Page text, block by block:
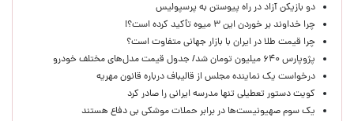
دو بازیکن آزاد در راه پیوستن به پرسپولیس
چرا خداوند بر خوردن این ۳ میوه تأکید کرده است؟!
چرا قیمت طلا در ایران با بازار جهانی متفاوت است؟
پژوپارس ۶۴۰ میلیون تومان شد/ جدول قیمت مدل‌های مختلف خودرو
درخواست یک نماینده مجلس از قالیباف درباره قانون مهریه
کویت دستور تعطیلی تنها مدرسه ایرانی را صادر کرد
یک‌ سوم صهیونیست‌ها در برابر حملات موشکی بی دفاع هستند